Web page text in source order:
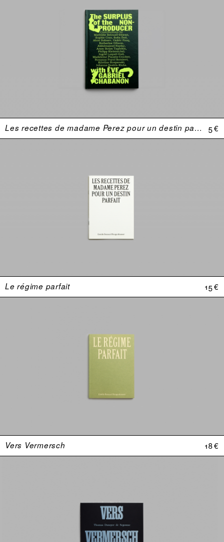
Les recettes de madame Perez pour un destin parfait 5 €
Le régime parfait 15 €
Vers Vermersch 18 €